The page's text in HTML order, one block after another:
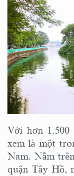
Với hơn 1.500
xem là một
Nam. Nằm
quận Tây Hồ,